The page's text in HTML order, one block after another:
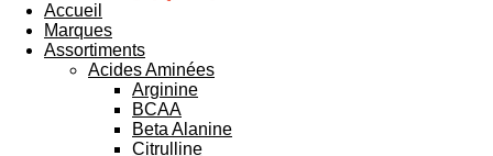
Accueil
Marques
Assortiments
Acides Aminées
Arginine
BCAA
Beta Alanine
Citrulline